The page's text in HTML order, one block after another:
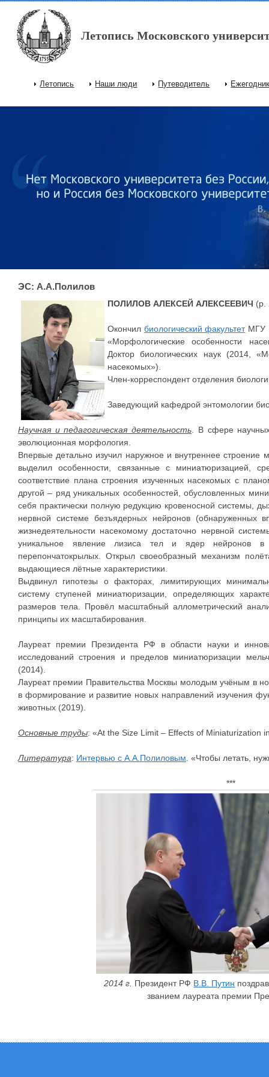
Перейти к основному содержанию
Летопись Московского
Главное меню
Летопись Наши люди Путеводитель
ЭС: А.А.Полилов
ПОЛИЛОВ АЛЕКСЕЙ АЛЕКСЕЕВИЧ (р.
Окончил биологический факультетМГУ
«Морфологические особенности
Доктор биологических наук (2014,
насекомых»).
Член-корреспондент отделения
Заведующий кафедрой энтомологии
Научная и педагогическая деятельность . В сфере
эволюционная морфология.
Впервые детально изучил наружное и внутреннее строение
выделил особенности, связанные с миниатюризацией,
соответствие плана строения изученных насекомых с
другой – ряд уникальных особенностей, обусловленных
себя практически полную редукцию кровеносной системы,
нервной системе безъядерных нейронов (обнаруженных
жизнедеятельности насекомому достаточно нервной
уникальное явление лизиса тел и ядер нейронов
перепончатокрылых. Открыл своеобразный механизм
выдающиеся лётные характеристики.
Выдвинул гипотезы о факторах, лимитирующих
систему ступеней миниатюризации, определяющих
размеров тела. Провёл масштабный аллометрический
принципы их масштабирования.
Лауреат премии Президента РФ в области науки и
исследований строения и пределов миниатюризации
(2014).
Лауреат премии Правительства Москвы молодым учёным в
в формирование и развитие новых направлений изучения
животных (2019).
Основные труды: «At the Size Limit – Effects of Miniaturization
Литература: Интервью с А.А.Полиловым . «Чтобы летать,
***
2014 г. Президент РФ В.В. Путин
званием лауреата премии